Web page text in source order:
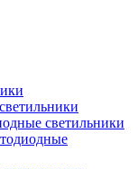
светильники